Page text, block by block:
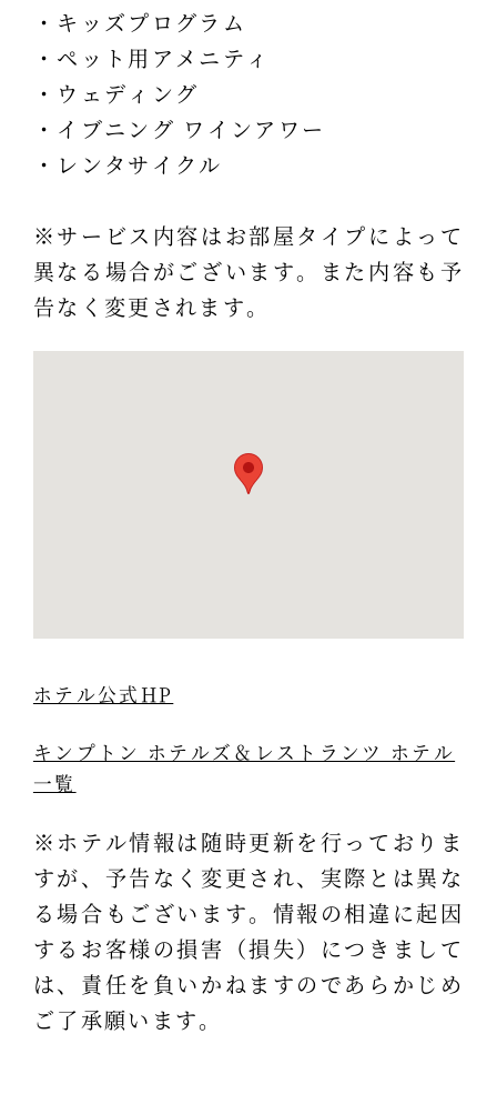
・キッズプログラム
・ペット用アメニティ
・ウェディング
・イブニング ワインアワー
・レンタサイクル
※サービス内容はお部屋タイプによって
異なる場合がございます。また内容も予
告なく変更されます。
ホテル公式HP
キンプトン ホテルズ＆レストランツ ホテル
一覧
※ホテル情報は随時更新を行っておりま
すが、予告なく変更され、実際とは異な
る場合もございます。情報の相違に起因
するお客様の損害（損失）につきまして
は、責任を負いかねますのであらかじめ
ご了承願います。